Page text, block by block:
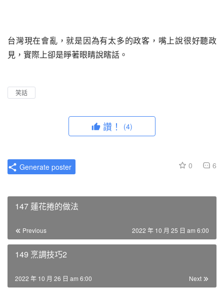
台灣現在會亂，就是因為有太多的政客，嘴上說很好聽政
見，實際上卻是睜著眼睛說瞎話。
笑話
讚！ (4)
0 6
Generate poster
147 蓮花捲的做法
Previous 2022 年 10 月 25 日 am 6:00
149 烹調技巧2
Next
2022 年 10 月 26 日 am 6:00